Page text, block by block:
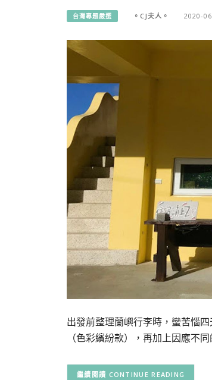
台灣專題嚴選 。CJ夫人。 2020-
出發前整理蘭嶼行李時，蠻苦惱
（色彩繽紛款），再加上因應不
CONTINUE READING